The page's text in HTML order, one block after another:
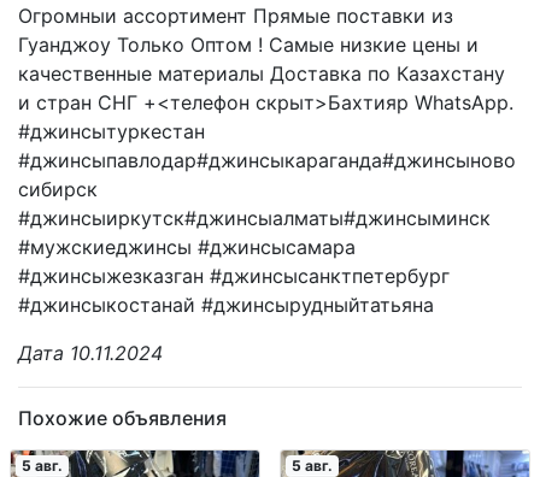
Огромныи ассортимент Прямые поставки из
Гуанджоу Только Оптом ! Самые низкие цены и
качественные материалы Доставка по Казахстану
и стран СНГ +<телефон скрыт>Бахтияр WhatsApp.
#джинсытуркестан
#джинсыпавлодар#джинсыкараганда#джинсыново
сибирск
#джинсыиркутск#джинсыалматы#джинсыминск
#мужскиеджинсы #джинсысамара
#джинсыжезказган #джинсысанктпетербург
#джинсыкостанай #джинсырудныйтатьяна
Дата 10.11.2024
Похожие объявления
5 авг. 5 авг.